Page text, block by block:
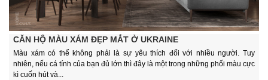
CĂN HỘ MÀU XÁM ĐẸP MẮT Ở UKRAINE
Màu xám có thể không phải là sự yêu thích đối với nhiều người. Tuy
nhiên, nếu cá tính của bạn đủ lớn thì đây là một trong những phối màu cực
kì cuốn hút và...